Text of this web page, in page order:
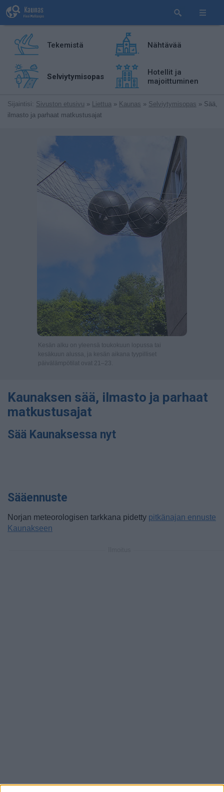
Tekemistä Nähtävää
Selviytymisopas
Hotellit ja
majoittuminen
Sijaintisi: Sivuston etusivu » Liettua » Kaunas » Selviytymisopas » Sää,
ilmasto ja parhaat matkustusajat
Kesän alku on yleensä toukokuun lopussa tai
kesäkuun alussa, ja kesän aikana tyypilliset
päivälämpötilat ovat 21–23.
Kaunaksen sää, ilmasto ja parhaat
matkustusajat
Sää Kaunaksessa nyt
Sääennuste
Norjan meteorologisen tarkkana pidetty pitkänajan ennuste
Kaunakseen